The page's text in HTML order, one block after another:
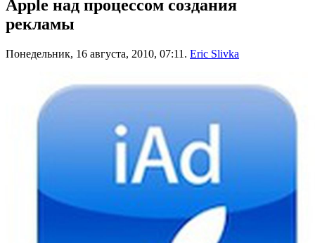
Apple над процессом создания
рекламы
Понедельник, 16 августа, 2010, 07:11. Eric Slivka